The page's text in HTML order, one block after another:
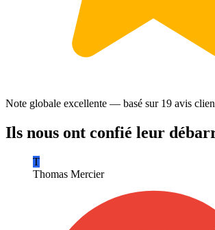
Note globale excellente — basé sur 19 avis
Ils nous ont confié leur
T
Thomas Mercier